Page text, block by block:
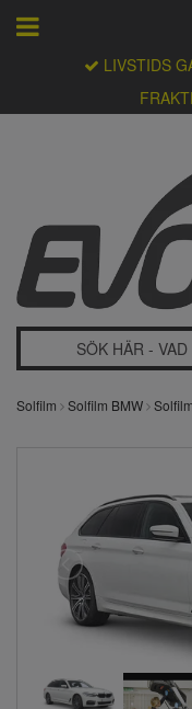
LIVSTIDS
Solfilm Solfilm BMW